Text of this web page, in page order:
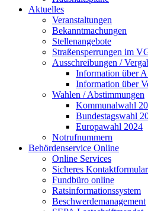
Aktuelles
Veranstaltungen
Bekanntmachungen
Stellenangebote
Straßensperrungen im
Ausschreibungen /
Information über
Information über
Wahlen / Abstimmungen
Kommunalwahl
Bundestagswahl
Europawahl 2024
Notrufnummern
Behördenservice Online
Online Services
Sicheres Kontaktformular
Fundbüro online
Ratsinformationssystem
Beschwerdemanagement